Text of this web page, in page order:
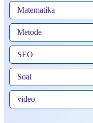
Matematika
Metode
SEO
Soal
video